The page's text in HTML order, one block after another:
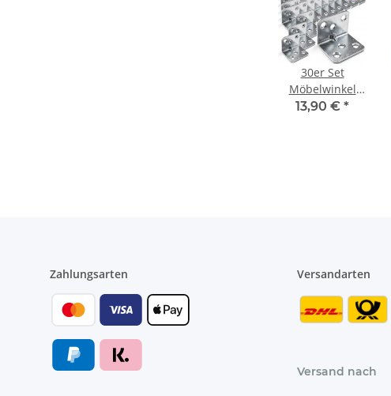
30er Set
Möbelwinkel
Edelstahl 3 x 3
13,90 € *
Zahlungsarten Versandarten
Versand nach